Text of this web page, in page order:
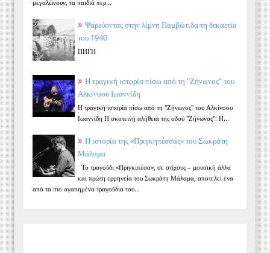
μεγαλώνουν, τα παιδιά περ...
Ψαρεύοντας στην λίμνη Παμβώτιδα τη δεκαετία
του 1940
ΠΗΓΗ
Η τραγική ιστορία πίσω από τη "Ζήνωνος" του
Αλκίνοου Ιωαννίδη
Η τραγική ιστορία πίσω από τη "Ζήνωνος" του Αλκίνοου
Ιωαννίδη Η σκοτεινή αλήθεια της οδού "Ζήνωνος": Η...
Η ιστορία της «Πριγκηπέσσας» του Σωκράτη
Μάλαμα
Το τραγούδι «Πριγκιπέσα», σε στίχους – μουσική άλλα
και πρώτη ερμηνεία του Σωκράτη Μάλαμα, αποτελεί ένα
από τα πιο αγαπημένα τραγούδια του...